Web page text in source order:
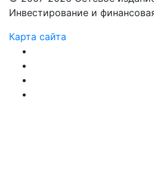
Инвестирование и
Карта сайта